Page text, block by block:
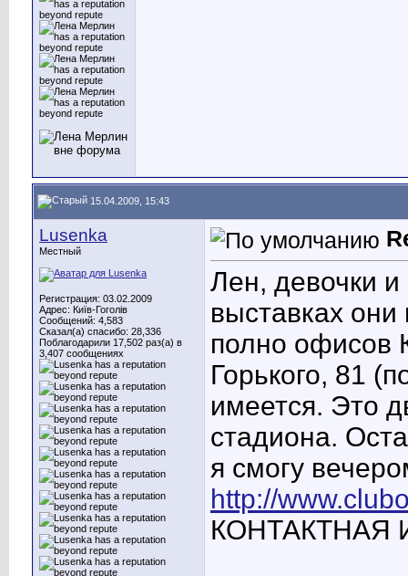
15.04.2009, 15:43
Lusenka
Местный
Регистрация: 03.02.2009
Адрес: Київ-Гоголів
Сообщений: 4,583
Сказал(а) спасибо: 28,336
Поблагодарили 17,502 раз(а) в
3,407 сообщениях
Лен, девочки
выставках
полно офисов
Горького, 81
имеется. Это
стадиона.
я смогу
http://